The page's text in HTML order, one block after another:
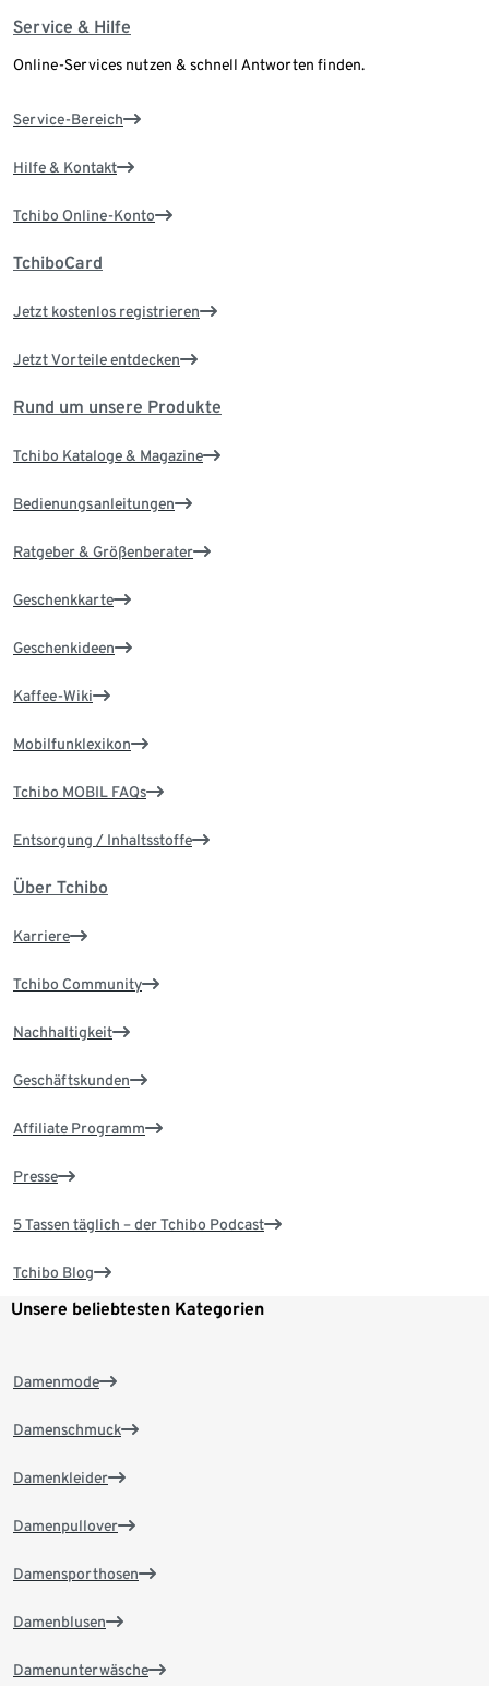
Service & Hilfe
Online-Services nutzen & schnell Antworten finden.
Service-Bereich
Hilfe & Kontakt
Tchibo Online-Konto
TchiboCard
Jetzt kostenlos registrieren
Jetzt Vorteile entdecken
Rund um unsere Produkte
Tchibo Kataloge & Magazine
Bedienungsanleitungen
Ratgeber & Größenberater
Geschenkkarte
Geschenkideen
Kaffee-Wiki
Mobilfunklexikon
Tchibo MOBIL FAQs
Entsorgung / Inhaltsstoffe
Über Tchibo
Karriere
Tchibo Community
Nachhaltigkeit
Geschäftskunden
Affiliate Programm
Presse
5 Tassen täglich – der Tchibo Podcast
Tchibo Blog
Unsere beliebtesten Kategorien
Damenmode
Damenschmuck
Damenkleider
Damenpullover
Damensporthosen
Damenblusen
Damenunterwäsche